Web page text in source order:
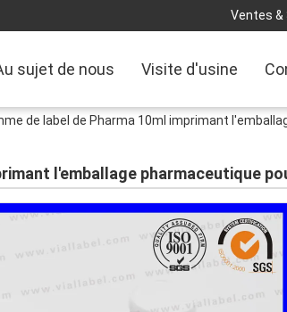
Ventes &
sujet de nous Visite d'usine
de label de Pharma 10ml imprimant
l'emballage pharmaceutique